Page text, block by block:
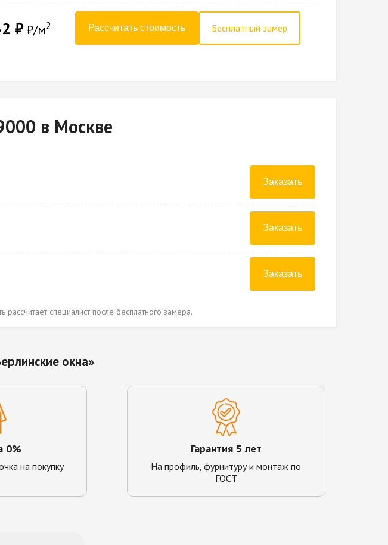
₽/м2 Рассчитать стоимость Бесплатный замер
в Москве
Заказать
Заказать
Заказать
специалист после бесплатного замера.
окна»
0%
на покупку
Гарантия 5 лет
На профиль, фурнитуру и монтаж по
ГОСТ